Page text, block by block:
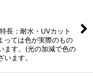
長：耐水・UVカット
っては色が実際のもの
ます。(光の加減で色の
ます。